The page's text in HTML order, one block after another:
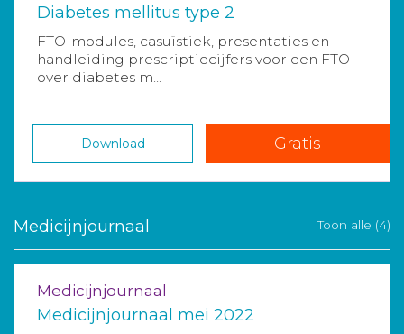
Diabetes mellitus type 2
FTO-modules, casuïstiek, presentaties en
handleiding prescriptiecijfers voor een FTO
over diabetes m...
Download Gratis
Medicijnjournaal Toon alle (4)
Medicijnjournaal
Medicijnjournaal mei 2022